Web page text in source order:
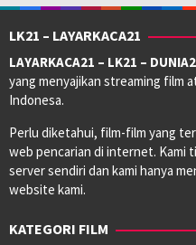
LK21 – LAYARKACA21
LAYARKACA21 – LK21 –
yang menyajikan streaming film
Indonesa.
Perlu diketahui, film-film yang
web pencarian di internet. Kami
server sendiri dan kami hanya
website kami.
KATEGORI FILM